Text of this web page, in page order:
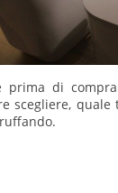
prima di
scegliere, quale